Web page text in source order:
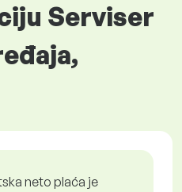
Serviser
neto plaća je